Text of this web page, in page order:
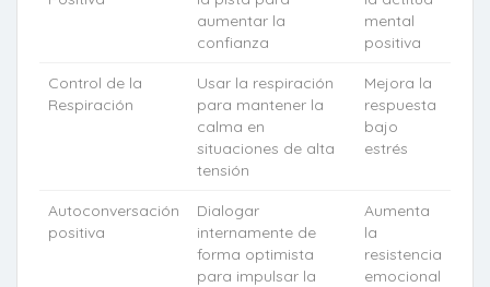
aumentar la
confianza
mental
positiva
Control de la
Respiración
Usar la respiración
para mantener la
calma en
situaciones de alta
tensión
Mejora la
respuesta
bajo
estrés
Autoconversación
positiva
Dialogar
internamente de
forma optimista
para impulsar la
Aumenta
la
resistencia
emocional